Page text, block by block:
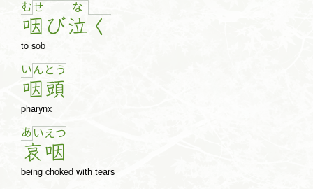
むせ
咽 び
な
泣 く
to sob
いん
咽
と う
頭
pharynx
あ い
哀
え つ
咽
being choked with tears